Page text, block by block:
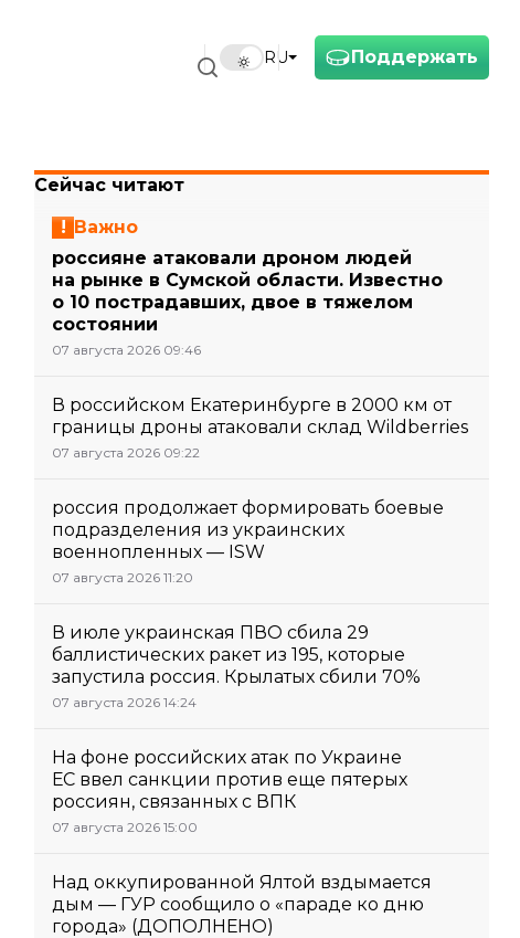
Поддержать
RU
Сейчас читают
Важно
россияне атаковали дроном людей
на рынке в Сумской области. Известно
о 10 пострадавших, двое в тяжелом
состоянии
07 августа 2026 09:46
В российском Екатеринбурге в 2000 км от
границы дроны атаковали склад Wildberries
07 августа 2026 09:22
россия продолжает формировать боевые
подразделения из украинских
военнопленных — ISW
07 августа 2026 11:20
В июле украинская ПВО сбила 29
баллистических ракет из 195, которые
запустила россия. Крылатых сбили 70%
07 августа 2026 14:24
На фоне российских атак по Украине
ЕС ввел санкции против еще пятерых
россиян, связанных с ВПК
07 августа 2026 15:00
Над оккупированной Ялтой вздымается
дым — ГУР сообщило о «параде ко дню
города» (ДОПОЛНЕНО)